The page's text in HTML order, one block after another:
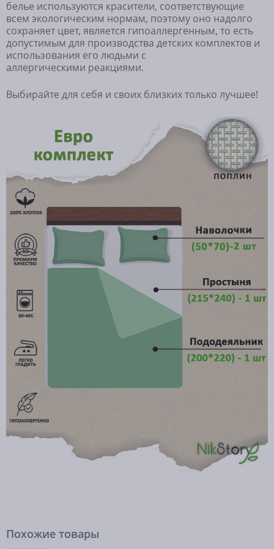
белье используются красители, соответствующие
всем экологическим нормам, поэтому оно надолго
сохраняет цвет, является гипоаллергенным, то есть
допустимым для производства детских комплектов и
использования его людьми с
аллергическими реакциями.
Выбирайте для себя и своих близких только лучшее!
Похожие товары